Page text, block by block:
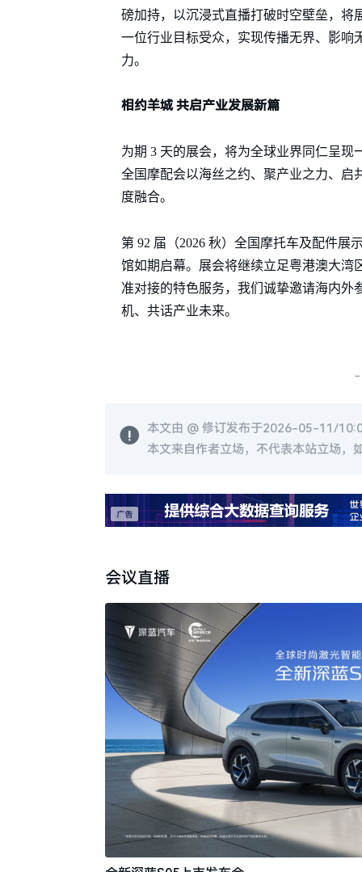
磅加持，以沉浸式直播打破时空壁垒，将
一位行业目标受众，实现传播无界、影响
力。
相约羊城 共启产业发展新篇
为期 3 天的展会，将为全球业界同仁呈
全国摩配会以海丝之约、聚产业之力、启
度融合。
第 92 届（2026 秋）全国摩托车及配件展
馆如期启幕。展会将继续立足粤港澳大湾
准对接的特色服务，我们诚挚邀请海内
机、共话产业未来。
本文由 @ 修订发布于2026-05-11/
本文来自作者立场，不代表本站立场，
会议直播